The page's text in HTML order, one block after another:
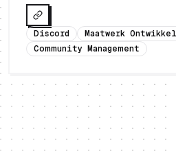
Discord
Maatwerk
Community Management